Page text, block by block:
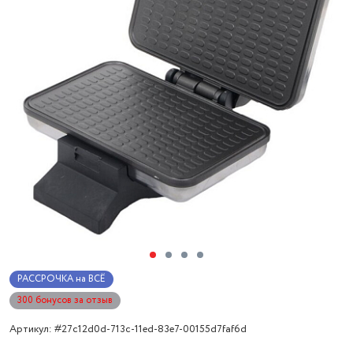
РАССРОЧКА на ВСЁ
300 бонусов за отзыв
Артикул: #27c12d0d-713c-11ed-83e7-00155d7faf6d